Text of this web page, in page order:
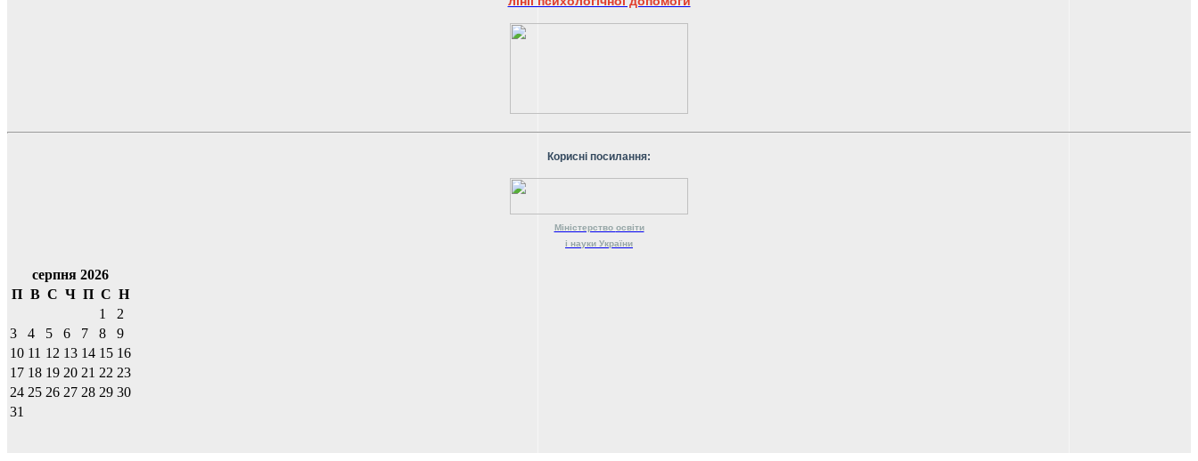
Корисні посилання:
Міністерство освіти
і науки України
серпня 2026
П В С Ч П С Н
1
2
3
4 5 6 7 8
9
10 11 12 13 14 15 16
17 18 19 20 21 22 23
24 25 26 27 28 29 30
31